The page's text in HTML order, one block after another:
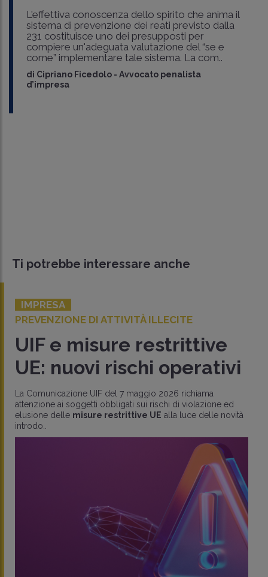
L'effettiva conoscenza dello spirito che anima il
sistema di prevenzione dei reati previsto dalla
231 costituisce uno dei presupposti per
compiere un'adeguata valutazione del “se e
come” implementare tale sistema. La com..
di Cipriano Ficedolo - Avvocato penalista
d’impresa
Ti potrebbe interessare anche
IMPRESA
PREVENZIONE DI ATTIVITÀ ILLECITE
UIF e misure restrittive
UE: nuovi rischi operativi
La Comunicazione UIF del 7 maggio 2026 richiama
attenzione ai soggetti obbligati sui rischi di violazione ed
elusione delle misure restrittive UE alla luce delle novità
introdo..